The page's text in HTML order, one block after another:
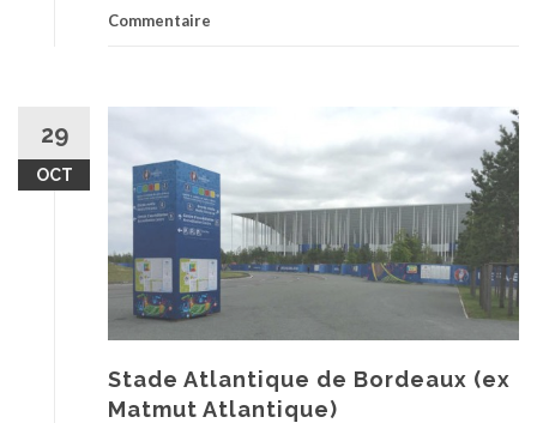
Commentaire
29
OCT
Stade Atlantique de Bordeaux (ex
Matmut Atlantique)